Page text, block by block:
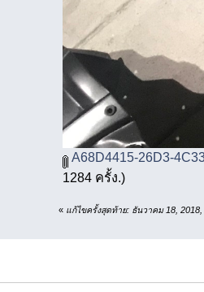
A68D4415-26D3-
1284 ครั้ง.)
« แก้ไขครั้งสุดท้าย: ธันวาคม 18,